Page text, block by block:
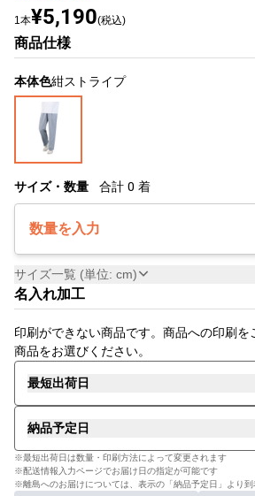
1本¥5,190(税込)
商品仕様
本体色紺ストライプ
サイズ・数量 合計 0 着
数量を入力
サイズ一覧 (単位: cm)
名入れ加工
印刷ができない商品です。商品への印刷
商品をお選びください。
最短出荷日
納品予定日
※最短出荷日は数量・印刷方法によって変更されます
※配送情報入力ページでお届け日の指定が可能です
※離島へのお届けについては、表示の「納品予定日」より到